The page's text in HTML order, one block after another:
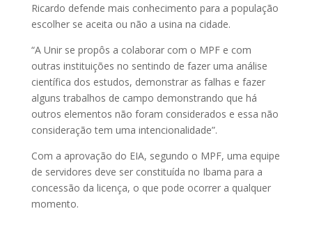
Ricardo defende mais conhecimento para a população
escolher se aceita ou não a usina na cidade.
“A Unir se propôs a colaborar com o MPF e com
outras instituições no sentindo de fazer uma análise
científica dos estudos, demonstrar as falhas e fazer
alguns trabalhos de campo demonstrando que há
outros elementos não foram considerados e essa não
consideração tem uma intencionalidade”.
Com a aprovação do EIA, segundo o MPF, uma equipe
de servidores deve ser constituída no Ibama para a
concessão da licença, o que pode ocorrer a qualquer
momento.